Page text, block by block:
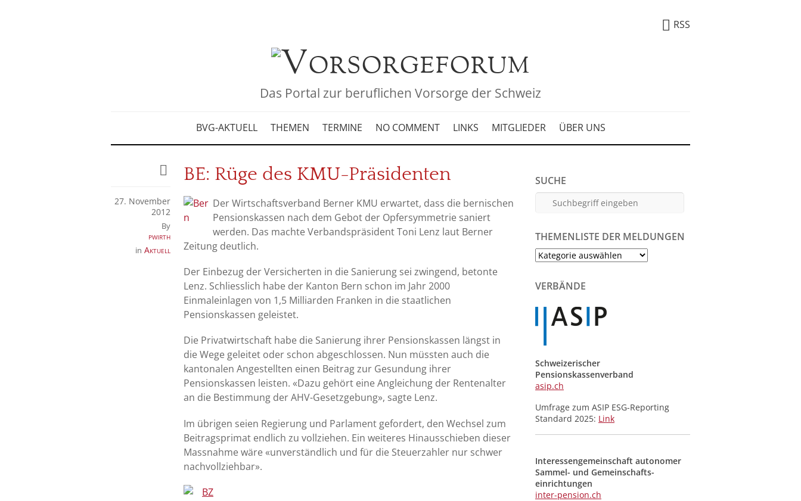
Das Portal zur beruflichen Vorsorge der Schweiz
RSS
BVG-AKTUELL THEMEN TERMINE NO COMMENT LINKS MITGLIEDER ÜBER UNS
BE: Rüge des KMU-Präsidenten
27. November
2012
By
pwirth
in Aktuell
Der Wirtschaftsverband Berner KMU erwartet, dass die bernischen
Pensionskassen nach dem Gebot der Opfersymmetrie saniert
werden. Das machte Verbandspräsident Toni Lenz laut Berner
Zeitung deutlich.
Der Einbezug der Versicherten in die Sanierung sei zwingend, betonte
Lenz. Schliesslich habe der Kanton Bern schon im Jahr 2000
Einmaleinlagen von 1,5 Milliarden Franken in die staatlichen
Pensionskassen geleistet.
Die Privatwirtschaft habe die Sanierung ihrer Pensionskassen längst in
die Wege geleitet oder schon abgeschlossen. Nun müssten auch die
kantonalen Angestellten einen Beitrag zur Gesundung ihrer
Pensionskassen leisten. «Dazu gehört eine Angleichung der Rentenalter
an die Bestimmung der AHV-Gesetzgebung», sagte Lenz.
Im übrigen seien Regierung und Parlament gefordert, den Wechsel zum
Beitragsprimat endlich zu vollziehen. Ein weiteres Hinausschieben dieser
Massnahme wäre «unverständlich und für die Steuerzahler nur schwer
nachvollziehbar».
BZ
SUCHE
THEMENLISTE DER MELDUNGEN
Themenliste
Meldungen
VERBÄNDE
Schweizerischer
Pensionskassenverband
asip.ch
Umfrage zum ASIP ESG-Reporting
Standard 2025: Link
Interessengemeinschaft autonomer
Sammel- und Gemeinschafts­
einrichtungen
inter-pension.ch